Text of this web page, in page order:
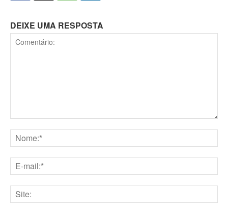
DEIXE UMA RESPOSTA
mail:*